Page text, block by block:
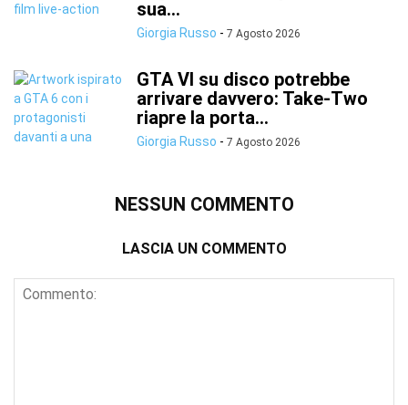
sua...
Giorgia Russo - 7 Agosto 2026
GTA VI su disco potrebbe
arrivare davvero: Take-Two
riapre la porta...
Giorgia Russo - 7 Agosto 2026
NESSUN COMMENTO
LASCIA UN COMMENTO